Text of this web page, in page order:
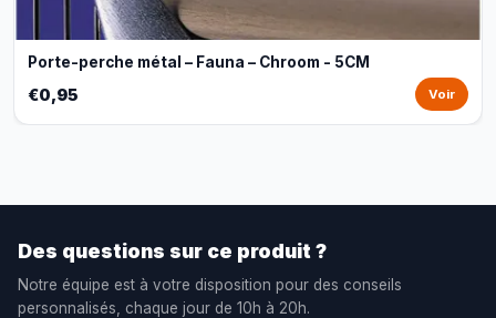
Porte-perche métal – Fauna – Chroom - 5CM
€0,95 Voir
Des questions sur ce produit ?
Notre équipe est à votre disposition pour des conseils
personnalisés, chaque jour de 10h à 20h.